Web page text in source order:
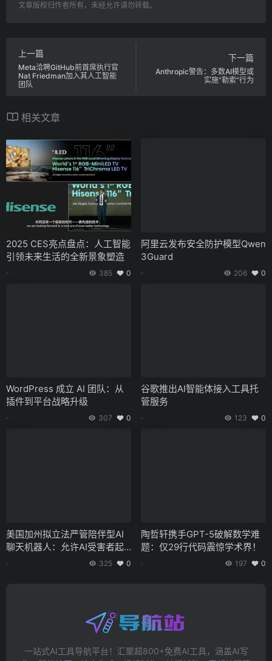
文章版权归作者所有，未经允许请勿转载。
上一篇
Meta洽聘GitHub前首席执行官
Nat Friedman加入其人工智能
团队
下一篇
Anthropic警告：多数AI模型或
实施“勒索”行为
相关文章
2025 CES亮点盘点：人工智能
引领未来生活的全新景象塑造
385 0
阿里云发布安全防护模型Qwen
3Guard
206 0
WordPress 成立 AI 团队：从
插件到平台战略升级
307 0
谷歌推出AI智能体接入工具托
管服务
123 0
美国加州拟立法严管陪伴型AI
聊天机器人：允许AI受害者起
325 0
陶哲轩携手GPT-5破解数学难
题：仅29行代码震惊学术界！
197 0
一站式AI工具导航平台！汇聚超800+免费AI工具，涵盖AI写